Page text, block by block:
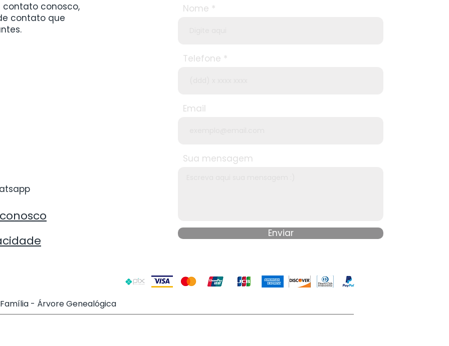
conosco,
contato que
Nome
Telefone
Email
Sua mensagem
Enviar
Termos e condições Políticas de Compra
- Árvore Genealógica